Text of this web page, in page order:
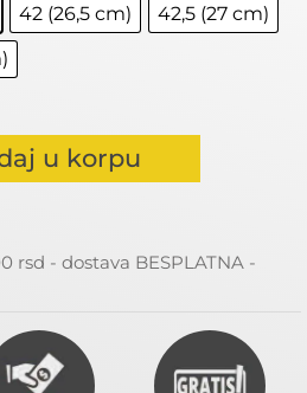
42 (26,5 cm)
42,5 (27 cm)
u korpu
rsd - dostava BESPLATNA -